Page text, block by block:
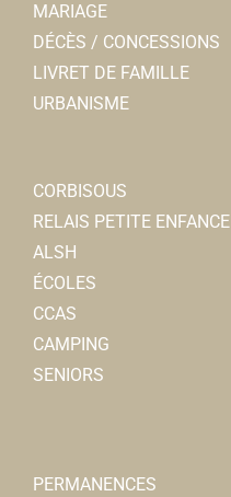
MARIAGE
DÉCÈS / CONCESSIONS
LIVRET DE FAMILLE
URBANISME
CORBISOUS
RELAIS PETITE ENFANCE
ALSH
ÉCOLES
CCAS
CAMPING
SENIORS
PERMANENCES